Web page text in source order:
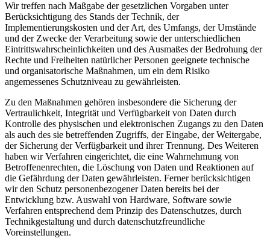
Wir treffen nach Maßgabe der gesetzlichen Vorgaben unter
Berücksichtigung des Stands der Technik, der
Implementierungskosten und der Art, des Umfangs, der Umstände
und der Zwecke der Verarbeitung sowie der unterschiedlichen
Eintrittswahrscheinlichkeiten und des Ausmaßes der Bedrohung der
Rechte und Freiheiten natürlicher Personen geeignete technische
und organisatorische Maßnahmen, um ein dem Risiko
angemessenes Schutzniveau zu gewährleisten.
Zu den Maßnahmen gehören insbesondere die Sicherung der
Vertraulichkeit, Integrität und Verfügbarkeit von Daten durch
Kontrolle des physischen und elektronischen Zugangs zu den Daten
als auch des sie betreffenden Zugriffs, der Eingabe, der Weitergabe,
der Sicherung der Verfügbarkeit und ihrer Trennung. Des Weiteren
haben wir Verfahren eingerichtet, die eine Wahrnehmung von
Betroffenenrechten, die Löschung von Daten und Reaktionen auf
die Gefährdung der Daten gewährleisten. Ferner berücksichtigen
wir den Schutz personenbezogener Daten bereits bei der
Entwicklung bzw. Auswahl von Hardware, Software sowie
Verfahren entsprechend dem Prinzip des Datenschutzes, durch
Technikgestaltung und durch datenschutzfreundliche
Voreinstellungen.